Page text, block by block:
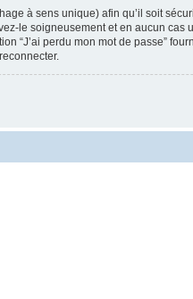
à sens unique) afin qu’il soit
le soigneusement et en aucun
“J’ai perdu mon mot de passe”